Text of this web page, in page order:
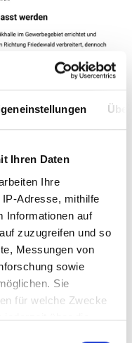
Ihren Daten
Ihre
Adresse, mithilfe
Informationen auf
zuzugreifen und so
Messungen von
sowie
Sie
für welche Zwecke
jederzeit über die
März
in